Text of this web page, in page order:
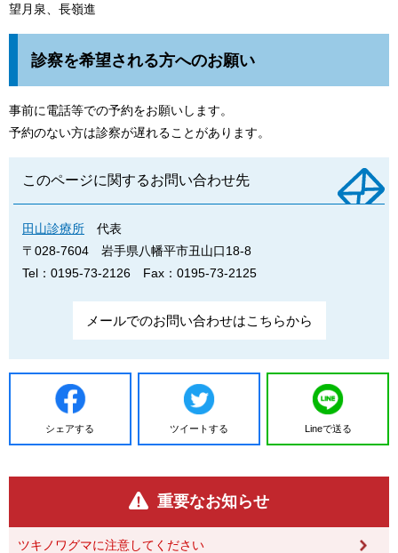
望月泉、長嶺進
診察を希望される方へのお願い
事前に電話等での予約をお願いします。
予約のない方は診察が遅れることがあります。
このページに関するお問い合わせ先
田山診療所
代表
〒028-7604
岩手県八幡平市丑山口18-8
Tel：0195-73-2126
Fax：0195-73-2125
メールでのお問い合わせはこちらから
シェアする ツイートする Lineで送る
重要なお知らせ
ツキノワグマに注意してください